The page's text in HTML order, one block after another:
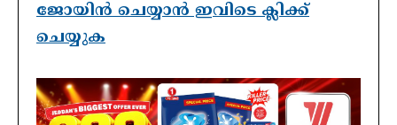
ജോയിൻ ചെയ്യാൻ ഇവിടെ ക്ലിക്ക്
ചെയ്യുക